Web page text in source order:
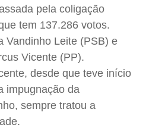
pela coligação
tem 137.286 votos.
Vandinho Leite (PSB) e
Vicente (PP).
desde que teve início
impugnação da
, sempre tratou a